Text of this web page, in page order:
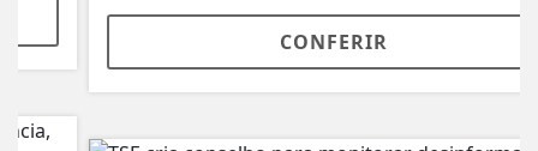
CONFERIR